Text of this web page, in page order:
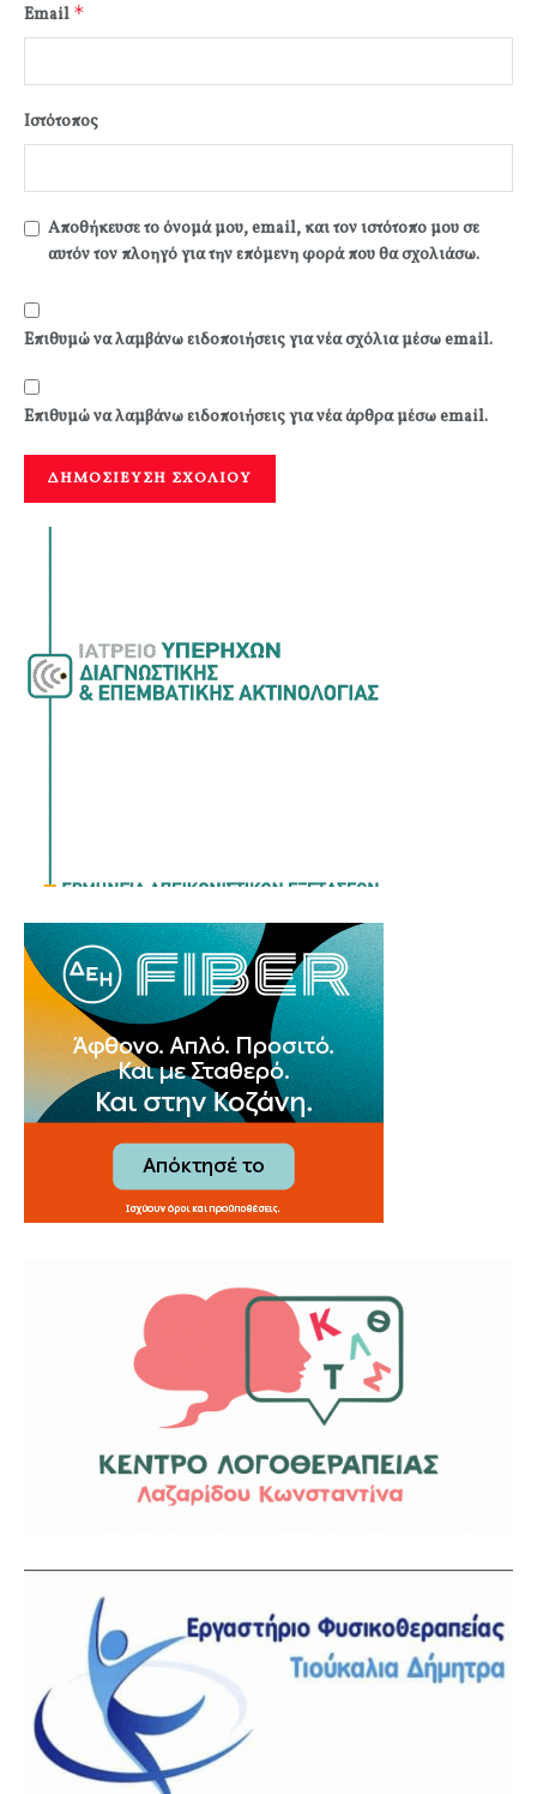
Email *
Ιστότοπος
Αποθήκευσε το όνομά μου, email, και τον ιστότοπο μου σε
αυτόν τον πλοηγό για την επόμενη φορά που θα σχολιάσω.
Επιθυμώ να λαμβάνω ειδοποιήσεις για νέα σχόλια μέσω email.
Επιθυμώ να λαμβάνω ειδοποιήσεις για νέα άρθρα μέσω email.